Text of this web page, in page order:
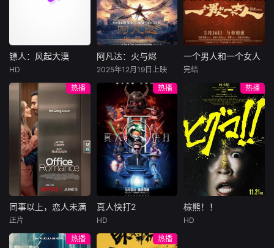
总账姜心羽产生交
将国宝名画低价卖
给外国人，许雁真
仿造名画、偷天换
日。几经波折，两
人联手在各方势力
的夹缝间巧妙周
旋，共历险阻，破
解重重困境。
说，没想到自己有
一天会离奇死亡。
他留下的3000万
巨额遗产，让每个
人貌似都有犯罪动
机。警察毫无头绪
“不务正业”迈出牧
场，追查牧羊人“躺
平
饰）选中，被迫踏
入一场为他量身打
造的“换命游戏”。
豪华别墅、名车名
表、神秘女友全部
备齐，在陈伦的精
瞬间拥有顶配人
生。
镖人：风起大漠
于适
大漠之上，镖人、
官府、西域五大家
族等多方势力盘根
错节、暗潮涌动。
“天字第二号逃犯”
刀马接下特殊押镖
任务，和同伴一起
从西域护镖远赴长
安。不料，他们的
护送对象竟是“天字
郎……天下熙熙皆
镖人：风起大漠
HD
阿凡达：火与烬
佐伊·索尔达娜
西格妮·韦弗
影片聚焦杰克·萨利
与奈蒂莉一家的命
运起伏，在前作的
情感余波之上，深
刻描绘一个家族在
战火中如何成长、
并共同守护血脉相
连的情感纽带的历
程，从而将故事推
维度。此外，潘多
阿凡达：火与烬
2025年12月19日上映
一个男人和一个女人
周汉宁
男人（黄渤
饰）和女人（倪妮
饰）飞机同时落
地，入住同一家酒
店，成为一墙之隔
的邻居。不够隔音
的房间暴露了男人
和女人因生活暂停
陷入的困境，健
康、家庭、婚姻、
一个男人和一个女人
完结
热播
同事以上，恋人未满
布雷特·戈德斯坦
同事以上，恋人未满
正片
热播
真人快打2
阿德莱恩·鲁道夫
真人快打2
HD
热播
棕熊！！
棕熊！！
HD
热播
热播